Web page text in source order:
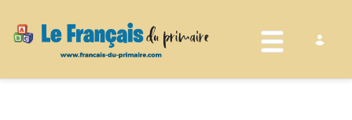
Toggle